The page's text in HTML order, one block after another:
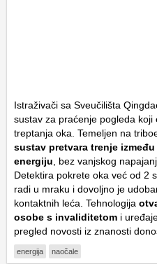
Istraživači sa Sveučilišta
sustav za praćenje pogleda koji
treptanja oka. Temeljen na
sustav pretvara trenje
energiju , bez vanjskog
Detektira pokrete oka već od 2
radi u mraku i dovoljno je
kontaktnih leća. Tehnologija
osobe s invaliditetom i
pregled novosti iz znanosti
energija naočale